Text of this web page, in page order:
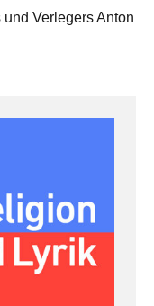
und Verlegers Anton